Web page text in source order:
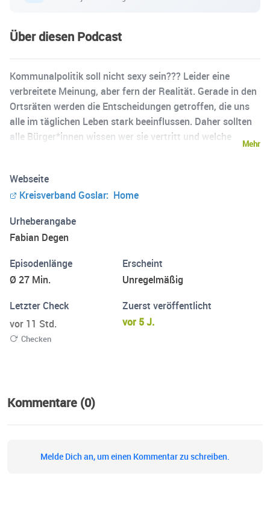
Über diesen Podcast
Kommunalpolitik soll nicht sexy sein??? Leider eine
verbreitete Meinung, aber fern der Realität. Gerade in den
Ortsräten werden die Entscheidungen getroffen, die uns
alle im täglichen Leben stark beeinflussen. Daher sollten
alle Bürger*innen wissen wer sie vertritt und welche
Kreisverband und die engagierten Politiker*innen der
Grünen im ganzen Landkreis Goslar kennenzulernen.
Mehr
Webseite
Kreisverband Goslar: Home
Urheberangabe
Fabian Degen
Episodenlänge
Ø 27 Min.
Erscheint
Unregelmäßig
Letzter Check
vor 11 Std.
Checken
Zuerst veröffentlicht
vor 5 J.
Kommentare (0)
Melde Dich an, um einen Kommentar zu schreiben.